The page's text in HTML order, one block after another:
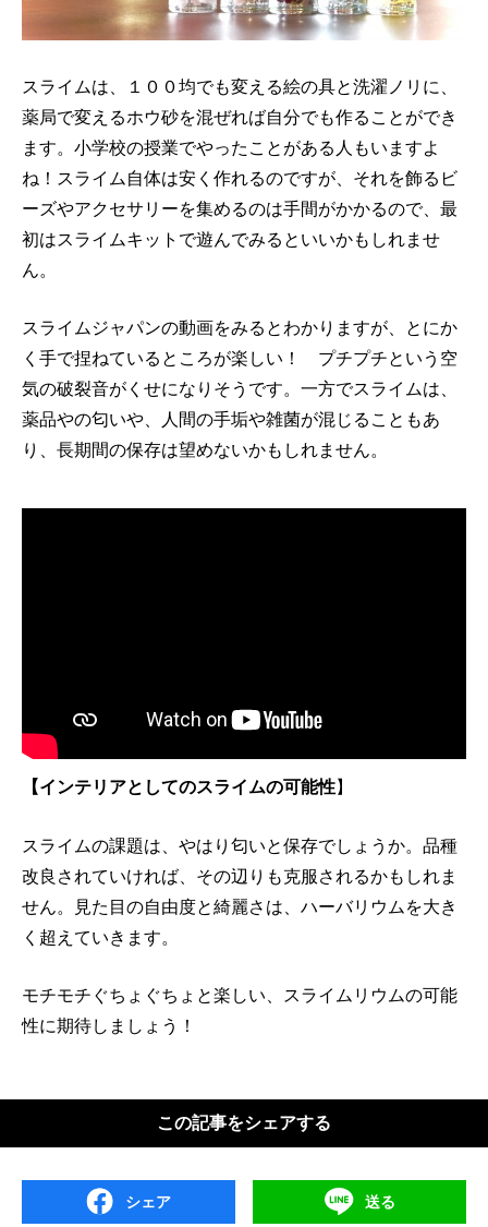
スライムは、１００均でも変える絵の具と洗濯ノリに、
薬局で変えるホウ砂を混ぜれば自分でも作ることができ
ます。小学校の授業でやったことがある人もいますよ
ね！スライム自体は安く作れるのですが、それを飾るビ
ーズやアクセサリーを集めるのは手間がかかるので、最
初はスライムキットで遊んでみるといいかもしれませ
ん。
スライムジャパンの動画をみるとわかりますが、とにか
く手で捏ねているところが楽しい！ プチプチという空
気の破裂音がくせになりそうです。一方でスライムは、
薬品やの匂いや、人間の手垢や雑菌が混じることもあ
り、長期間の保存は望めないかもしれません。
【インテリアとしてのスライムの可能性】
スライムの課題は、やはり匂いと保存でしょうか。品種
改良されていければ、その辺りも克服されるかもしれま
せん。見た目の自由度と綺麗さは、ハーバリウムを大き
く超えていきます。
モチモチぐちょぐちょと楽しい、スライムリウムの可能
性に期待しましょう！
この記事をシェアする
シェア 送る